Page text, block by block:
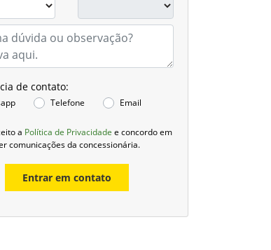
de contato:
Telefone Email
a Política de Privacidade e concordo em
comunicações da concessionária.
Entrar em contato